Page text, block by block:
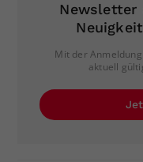
Newsletter
Mit der
aktuell